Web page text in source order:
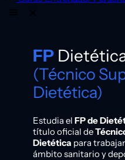
FP
(Técnico
Dietética)
Estudia el FP de
título oficial de
Dietética para
ámbito sanitario y